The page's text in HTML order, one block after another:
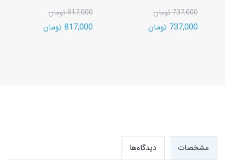
737,000 تومان
737,000 تومان
817,000 تومان
817,000 تومان
مشخصات دیدگاه‌ها